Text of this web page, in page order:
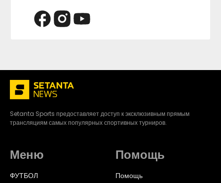
Setanta Sports предоставляет доступ к эксклюзивным прямым
трансляциям самых популярных спортивных турниров.
Меню
ФУТБОЛ
Помощь
Помощь